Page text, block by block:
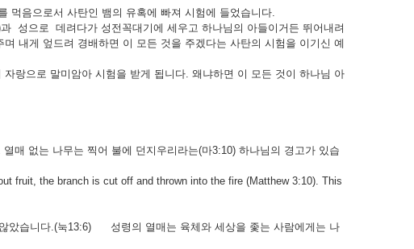
먹음으로서 사탄인 뱀의 유혹에 빠져 시험에 들었습니다.
성으로 데려다가 성전꼭대기에 세우고 하나님의 아들이거든 뛰어내려
내게 엎드려 경배하면 이 모든 것을 주겠다는 사탄의 시험을 이기신 예
랑으로 말미암아 시험을 받게 됩니다. 왜냐하면 이 모든 것이 하나님 아
없는 나무는 찍어 불에 던지우리라는(마3:10) 하나님의 경고가 있습
fruit, the branch is cut off and thrown into the fire (Matthew 3:10). This
습니다.(눅13:6) 성령의 열매는 육체와 세상을 좇는 사람에게는 나